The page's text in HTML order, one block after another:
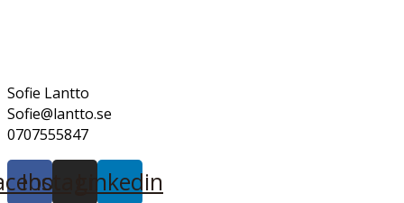
Sofie Lantto
Sofie@lantto.se
0707555847
InstagramLinkedin